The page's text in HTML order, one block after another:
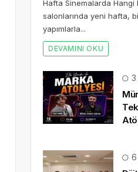
Hafta Sinemalarda Hangi
salonlarında yeni hafta,
yapımlarla...
DEVAMINI OKU
3